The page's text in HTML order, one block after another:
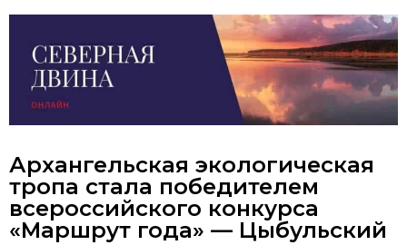
Архангельская экологическая
тропа стала победителем
всероссийского конкурса
«Маршрут года» — Цыбульский